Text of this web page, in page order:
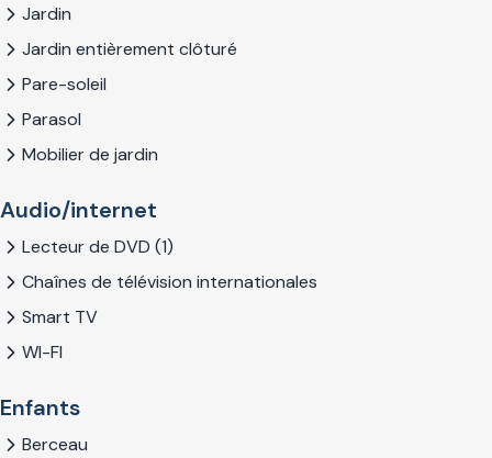
Jardin
Jardin entièrement clôturé
Pare-soleil
Parasol
Mobilier de jardin
Audio/internet
Lecteur de DVD (1)
Chaînes de télévision internationales
Smart TV
WI-FI
Enfants
Berceau